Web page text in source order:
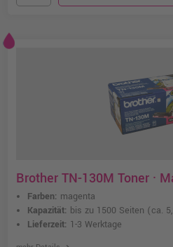
Brother TN-130M Toner ·
Farben: magenta
Kapazität: bis zu 1500 Seiten (ca.
Lieferzeit: 1-3 Werktage